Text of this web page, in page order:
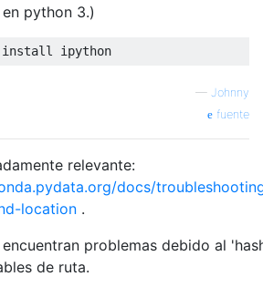
python 3.)
install ipython
— Johnny
fuente
relevante:
docs/
location .
problemas debido al
de ruta.